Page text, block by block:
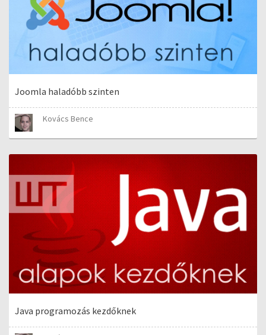
Joomla haladóbb szinten
Kovács Bence
Java programozás kezdőknek